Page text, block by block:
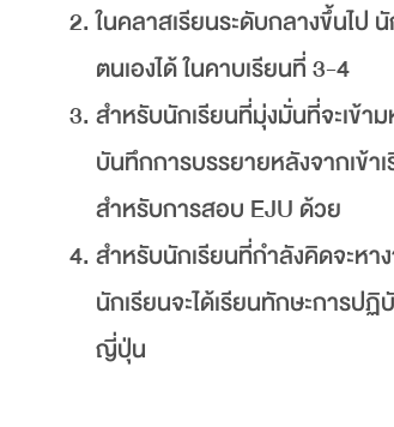
ในคลาสเรียนระดับกลางขึ้นไป
ตนเองได้ ในคาบเรียนที่ 3-4
สำหรับนักเรียนที่มุ่งมั่นที่จะเข้า
บันทึกการบรรยายหลังจากเข้
สำหรับการสอบ EJU ด้วย
สำหรับนักเรียนที่กำลังคิดจะห
นักเรียนจะได้เรียนทักษะการ
ญี่ปุ่น